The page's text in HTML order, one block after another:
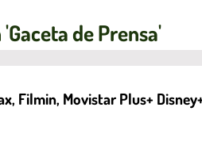
de Prensa'
Filmin, Movistar Plus+